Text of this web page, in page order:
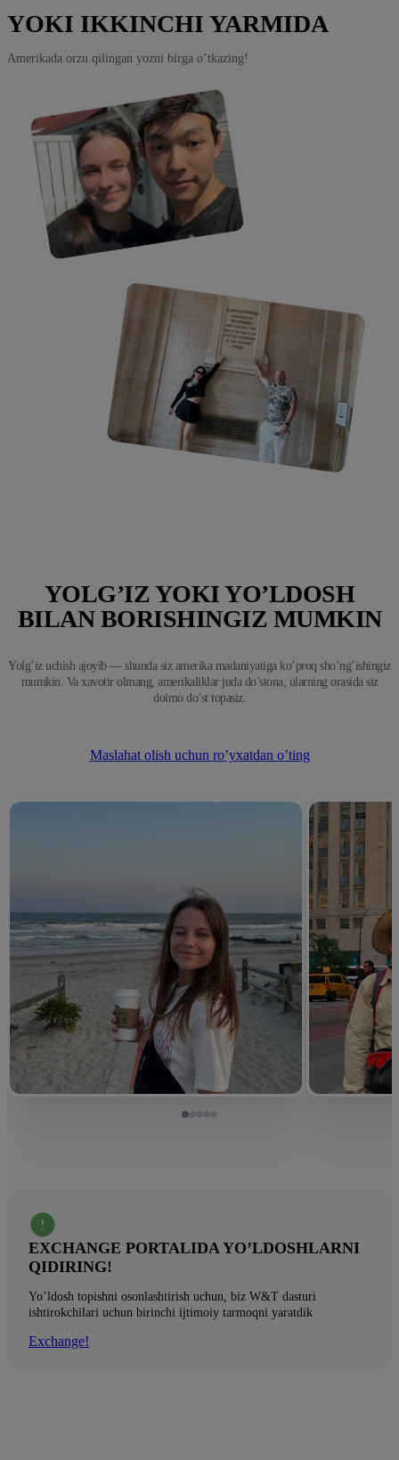
YOKI IKKINCHI YARMIDA
Amerikada orzu qilingan yozni birga o’tkazing!
YOLG’IZ YOKI YO’LDOSH
BILAN BORISHINGIZ MUMKIN
Yolg’iz uchish ajoyib — shunda siz amerika madaniyatiga ko’proq sho’ng’ishingiz
mumkin. Va xavotir olmang, amerikaliklar juda do’stona, ularning orasida siz
doimo do’st topasiz.
Maslahat olish uchun ro’yxatdan o’ting
EXCHANGE PORTALIDA YO’LDOSHLARNI
QIDIRING!
Yo’ldosh topishni osonlashtirish uchun, biz W&T dasturi
ishtirokchilari uchun birinchi ijtimoiy tarmoqni yaratdik
Exchange!